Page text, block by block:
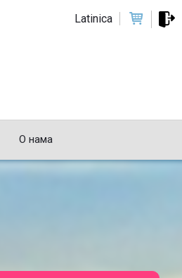
Latinica
О нама